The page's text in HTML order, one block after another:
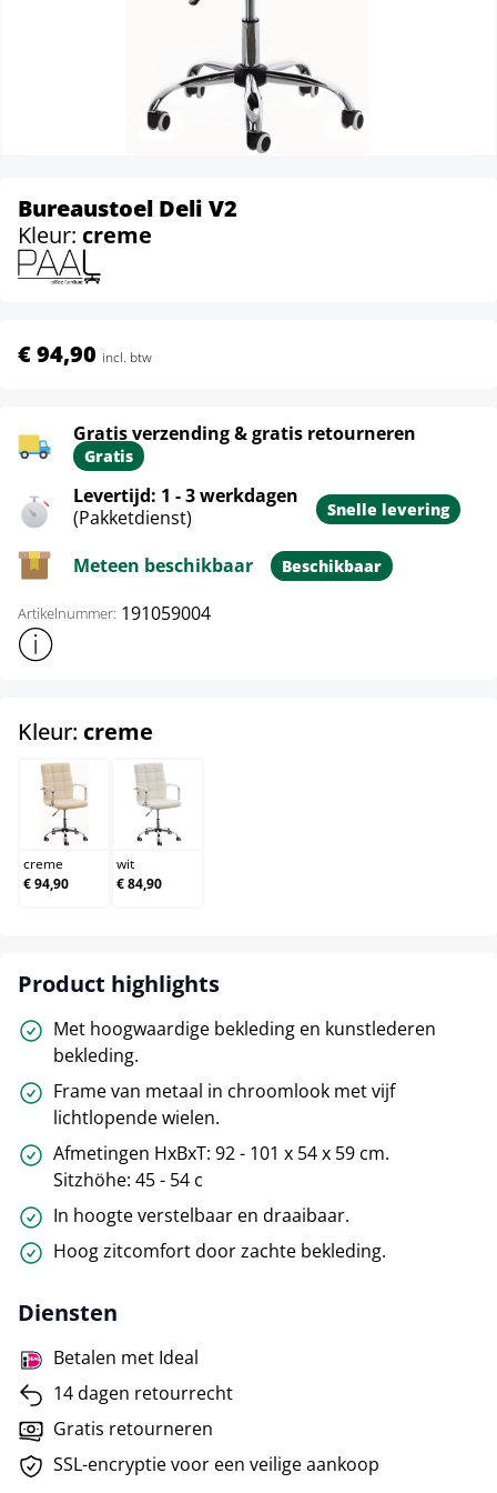
Bureaustoel Deli V2
Kleur: creme
€ 94,90 incl. btw
Gratis verzending & gratis retourneren
Gratis
Levertijd: 1 - 3 werkdagen
(Pakketdienst)
Snelle levering
Meteen beschikbaar Beschikbaar
Artikelnummer: 191059004
Toon meer productinformatie
Kleur: creme
creme
creme
€ 94,90
wit
wit
€ 84,90
Product highlights
Met hoogwaardige bekleding en kunstlederen
bekleding.
Frame van metaal in chroomlook met vijf
lichtlopende wielen.
Afmetingen HxBxT: 92 - 101 x 54 x 59 cm.
Sitzhöhe: 45 - 54 c
In hoogte verstelbaar en draaibaar.
Hoog zitcomfort door zachte bekleding.
Diensten
Betalen met Ideal
14 dagen retourrecht
Gratis retourneren
SSL-encryptie voor een veilige aankoop